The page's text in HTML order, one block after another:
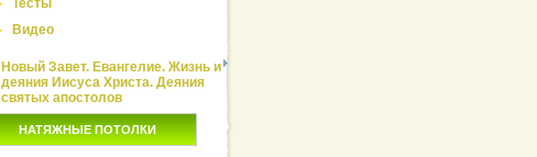
Тесты
Видео
Новый Завет. Евангелие. Жизнь и
деяния Иисуса Христа. Деяния
святых апостолов
НАТЯЖНЫЕ ПОТОЛКИ